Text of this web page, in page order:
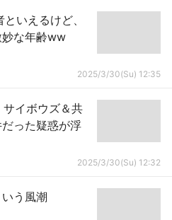
いえるけど、
妙な年齢ww
2025/3/30(Su) 12:35
サイボウズ＆共
った疑惑が浮
2025/3/30(Su) 12:32
う風潮